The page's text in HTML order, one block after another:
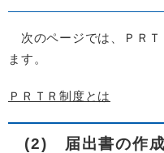
次のページでは、ＰＲＴ
ます。
ＰＲＴＲ制度とは
(2) 届出書の作